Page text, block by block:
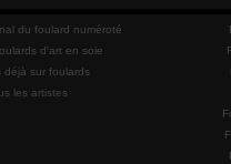
du foulard numéroté
d'art en soie
déjà sur foulards
les artistes